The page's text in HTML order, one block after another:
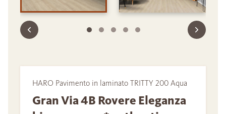
HARO Pavimento in laminato TRITTY 200 Aqua
Gran Via 4B Rovere Eleganza